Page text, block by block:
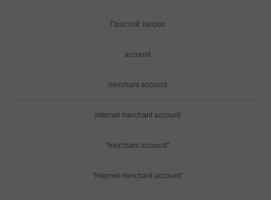
Простой запрос
account
merchant account
internet merchant account
"merchant account"
"internet merchant account"